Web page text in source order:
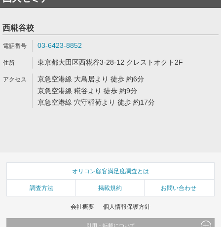
西糀谷校
03-6423-8852
東京都大田区西糀谷3-28-12 クレストオクト2F
京急空港線 大鳥居より 徒歩 約6分
京急空港線 糀谷より 徒歩 約9分
京急空港線 穴守稲荷より 徒歩 約17分
オリコン顧客満足度調査とは
調査方法 掲載規約 お問い合わせ
会社概要 個人情報保護方針
引用・転載について